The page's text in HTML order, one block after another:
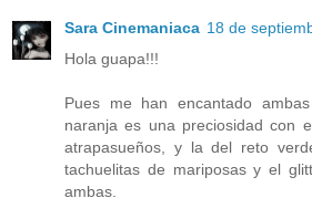
Sara Cinemaniaca 18 de
Hola guapa!!!
Pues me han encantado
naranja es una preciosidad con
atrapasueños, y la del reto
tachuelitas de mariposas y el
ambas.